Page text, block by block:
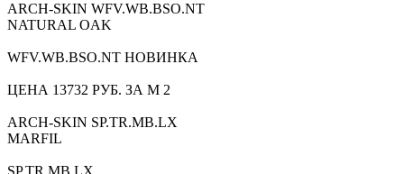
ARCH-SKIN WFV.WB.BSO.NT
NATURAL OAK
WFV.WB.BSO.NT НОВИНКА
ЦЕНА 13732 РУБ. ЗА М 2
ARCH-SKIN SP.TR.MB.LX
MARFIL